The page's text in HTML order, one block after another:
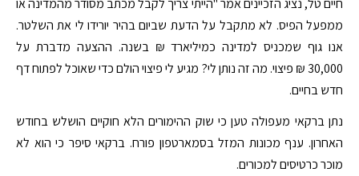
חיים טל, נציג הזכיינים אמר "הייתי צריך לקבל מכתב מסודר מהמדינה או
ממפעל הפיס. לא מתקבל על הדעת שביום בהיר יורידו לי את השלטר.
אנו גוף שמכניס למדינה כמיליארד ₪ בשנה. ההצעה מדברת על
30,000 ₪ פיצוי. מה זה נותן לי? מגיע לי פיצוי הולם כדי שאוכל לפתוח דף
חדש בחיים.
נתן ברקאי מעפולה טען כי שוק ההימורים הלא חוקיים הושלש בחודש
האחרון. ענף מכונות המזל בסמארטפון פורח. ברקאי סיפר כי הוא לא
מוכר כרטיסים למכורים.